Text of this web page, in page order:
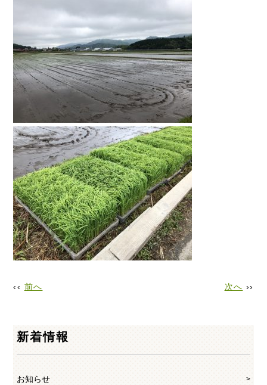
‹‹ 前へ 次へ ››
新着情報
お知らせ